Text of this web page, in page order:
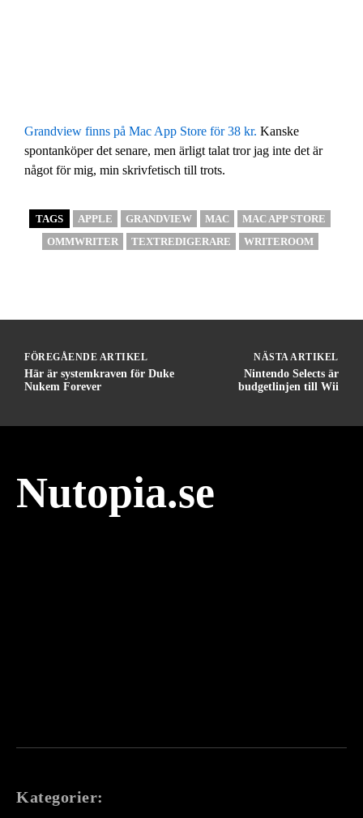
Grandview finns på Mac App Store för 38 kr. Kanske
spontanköper det senare, men ärligt talat tror jag inte det är
något för mig, min skrivfetisch till trots.
TAGS APPLE GRANDVIEW MAC
MAC APP STORE
OMMWRITER
TEXTREDIGERARE WRITEROOM
FÖREGÅENDE ARTIKEL
Här är systemkraven för Duke
Nukem Forever
NÄSTA ARTIKEL
Nintendo Selects är
budgetlinjen till Wii
Nutopia.se
Kategorier: